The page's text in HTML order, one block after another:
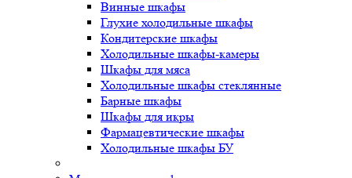
Винные шкафы
Глухие холодильные шкафы
Кондитерские шкафы
Холодильные шкафы-камеры
Шкафы для мяса
Холодильные шкафы стеклянные
Барные шкафы
Шкафы для икры
Фармацевтические шкафы
Холодильные шкафы БУ